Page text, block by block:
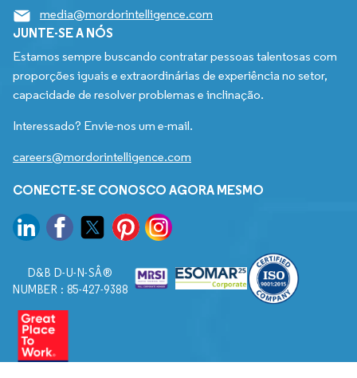
media@mordorintelligence.com
JUNTE-SE A NÓS
Estamos sempre buscando contratar pessoas talentosas com
proporções iguais e extraordinárias de experiência no setor,
capacidade de resolver problemas e inclinação.
Interessado? Envie-nos um e-mail.
careers@mordorintelligence.com
CONECTE-SE CONOSCO AGORA MESMO
D&B D-U-N-SÂ®
NUMBER : 85-427-9388